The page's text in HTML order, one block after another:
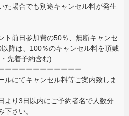
た場合でも別途キャンセル料が発生
ト前日参加費の50％、無断キャンセ
降は、100％のキャンセル料を頂戴
先着予約含む)
ーーーーーーーーーーー
ルにてキャンセル料等ご案内致しま
より3日以内にご予約者名で人数分
さい。